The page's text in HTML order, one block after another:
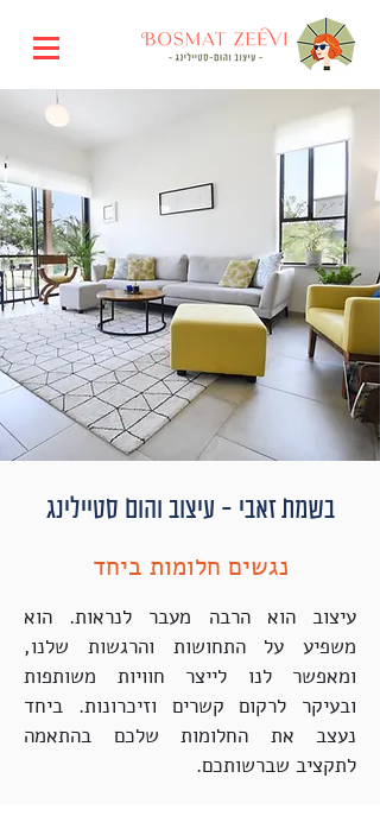
בשמת זאבי - עיצוב והום סטיילינג
נגשים חלומות ביחד
עיצוב הוא הרבה מעבר לנראות. הוא
משפיע על התחושות והרגשות שלנו,
ומאפשר לנו לייצר חוויות משותפות
ובעיקר לרקום קשרים וזיכרונות. ביחד
נעצב את החלומות שלכם בהתאמה
לתקציב שברשותכם.